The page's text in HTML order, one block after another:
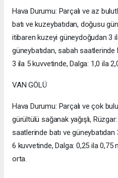
Hava Durumu: Parçalı ve az
batı ve kuzeybatıdan, doğusu
itibaren kuzeyi güneydoğudan 3
güneybatıdan, sabah
3 ila 5 kuvvetinde, Dalga: 1,0 ila
VAN GÖLÜ
Hava Durumu: Parçalı ve çok
gürültülü sağanak yağışlı,
saatlerinde batı ve
6 kuvvetinde, Dalga: 0,25 ila 0,75
orta.